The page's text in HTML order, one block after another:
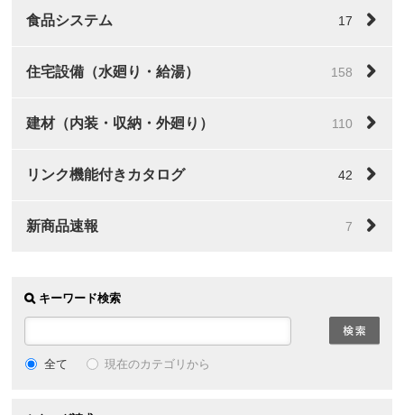
食品システム 17
住宅設備（水廻り・給湯） 158
建材（内装・収納・外廻り） 110
リンク機能付きカタログ 42
新商品速報 7
キーワード検索
全て 現在のカテゴリから